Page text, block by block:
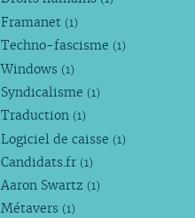
Framanet (1)
Techno-fascisme (1)
Windows (1)
Syndicalisme (1)
Traduction (1)
Logiciel de caisse (1)
Candidats.fr (1)
Aaron Swartz (1)
Métavers (1)